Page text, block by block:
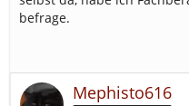
befrage.
Mephisto616